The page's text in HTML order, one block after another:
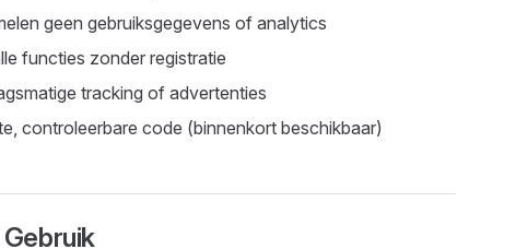
geen gebruiksgegevens of analytics
functies zonder registratie
tracking of advertenties
controleerbare code (binnenkort beschikbaar)